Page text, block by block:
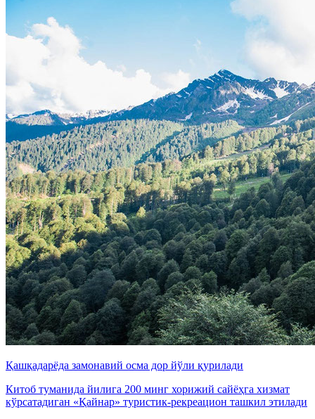
Қашқадарёда замонавий осма дор йўли қурилади
Китоб туманида йилига 200 минг хорижий сайёҳга хизмат
кўрсатадиган «Қайнар» туристик-рекреацион ташкил этилади